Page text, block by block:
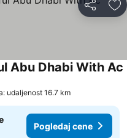
Deli
Abu Dhabi With Ac
udaljenost 16.7 km
Pogledaj cene